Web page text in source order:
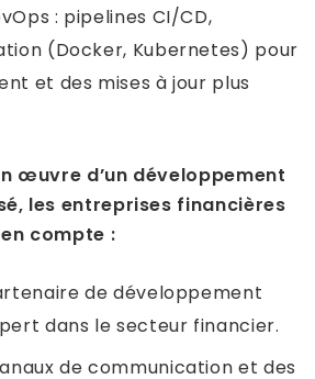
: pipelines CI/CD,
(Docker, Kubernetes) pour
et des mises à jour plus
œuvre d’un développement
les entreprises financières
compte :
de développement
dans le secteur financier.
de communication et des